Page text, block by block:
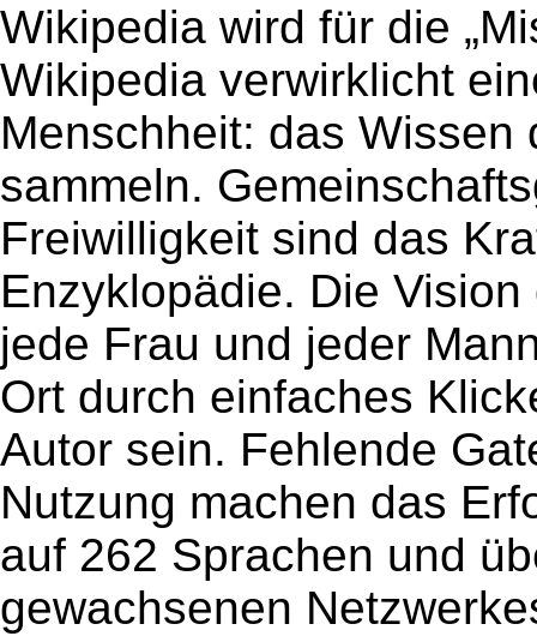
Wikipedia wird für die
Wikipedia verwirklicht
Menschheit: das Wissen
sammeln.
Freiwilligkeit sind das
Enzyklopädie. Die
jede Frau und jeder
Ort durch einfaches
Autor sein. Fehlende
Nutzung machen das
auf 262 Sprachen und
gewachsenen